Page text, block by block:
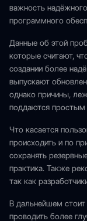
важность
программного
Данные об этой
которые считают,
создании более
выпускают
однако причины,
поддаются
Что касается
происходить и по
сохранять
практика. Также
так как
В дальнейшем
проводить более